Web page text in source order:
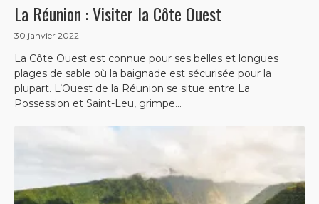
La Réunion : Visiter la Côte Ouest
30 janvier 2022
La Côte Ouest est connue pour ses belles et longues
plages de sable où la baignade est sécurisée pour la
plupart. L’Ouest de la Réunion se situe entre La
Possession et Saint-Leu, grimpe...